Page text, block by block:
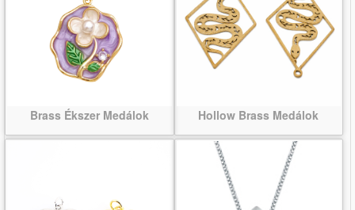
Brass Ékszer Medálok Hollow Brass Medálok